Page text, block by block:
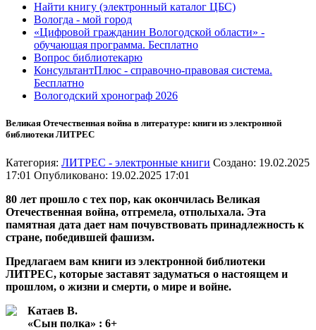
Найти книгу (электронный каталог ЦБС)
Вологда - мой город
«Цифровой гражданин Вологодской области» -
обучающая программа. Бесплатно
Вопрос библиотекарю
КонсультантПлюс - справочно-правовая система.
Бесплатно
Вологодский хронограф 2026
Великая Отечественная война в литературе: книги из электронной
библиотеки ЛИТРЕС
Категория: ЛИТРЕС - электронные книги Создано: 19.02.2025
17:01 Опубликовано: 19.02.2025 17:01
80 лет прошло с тех пор, как окончилась Великая
Отечественная война, отгремела, отполыхала. Эта
памятная дата дает нам почувствовать принадлежность к
стране, победившей фашизм.
Предлагаем вам книги из электронной библиотеки
ЛИТРЕС, которые заставят задуматься о настоящем и
прошлом, о жизни и смерти, о мире и войне.
Катаев В.
«Сын полка» : 6+